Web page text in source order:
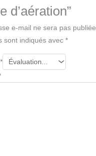
d’aération”
e-mail ne sera pas publiée.
sont indiqués avec *
*